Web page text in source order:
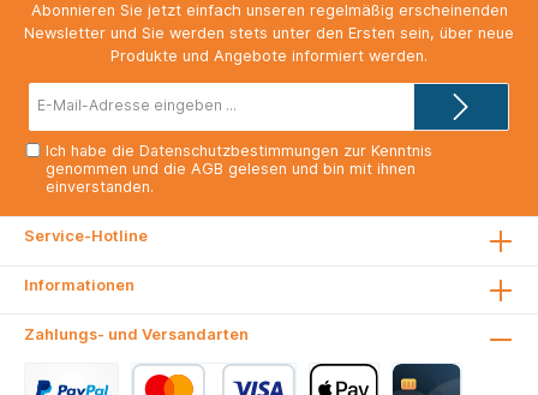
Aufbewahrung
des Inhalts. Mit
Beschriftungslinie
n auf dem
Vorderdeckel.
Hochwertiger,
stabiler aus 100%
Recycling
Pendarec Karton
(430 g/qm) für
eine lange
Format A4.
Blatt (80 g/qm).
Abonnieren Sie jetzt einfach unseren regelmäßig erscheinenden
Newsletter und Sie werden stets unter den Ersten sein, über neue
Produkte und Angebote informiert werden.
Mail-
Ich habe die Datenschutzbestimmungen zur Kenntnis
genommen und die AGB gelesen und bin mit ihnen
einverstanden.
Service-Hotline
Informationen
Zahlungs- und Versandarten